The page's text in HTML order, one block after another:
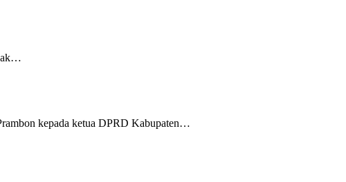
kepada ketua DPRD Kabupaten…